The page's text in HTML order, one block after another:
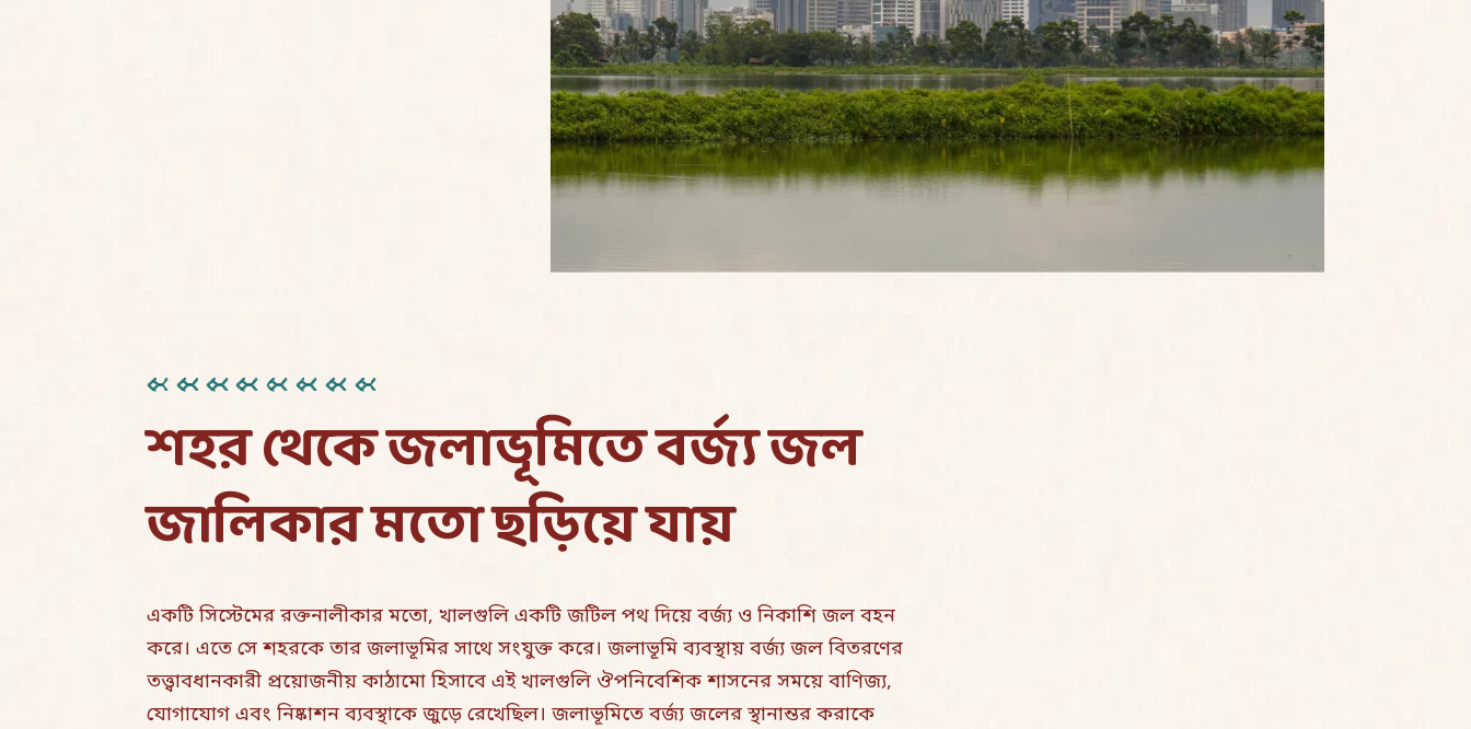
শহর থেকে জলাভূমিতে বর্জ্য জল
জালিকার মতো ছড়িয়ে যায়
একটি সিস্টেমের রক্তনালীকার মতো, খালগুলি একটি জটিল পথ দিয়ে বর্জ্য ও নিকাশি জল বহন
করে। এতে সে শহরকে তার জলাভূমির সাথে সংযুক্ত করে। জলাভূমি ব্যবস্থায় বর্জ্য জল বিতরণের
তত্ত্বাবধানকারী প্রয়োজনীয় কাঠামো হিসাবে এই খালগুলি ঔপনিবেশিক শাসনের সময়ে বাণিজ্য,
যোগাযোগ এবং নিষ্কাশন ব্যবস্থাকে জুড়ে রেখেছিল। জলাভূমিতে বর্জ্য জলের স্থানান্তর করাকে